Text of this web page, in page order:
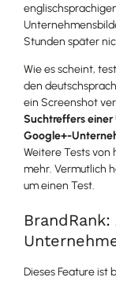
Stunden später
Wie es scheint,
den
ein Screenshot
Suchtreffers
Google+-
Weitere Tests von
mehr. Vermutlich
um einen Test.
Dieses Feature ist